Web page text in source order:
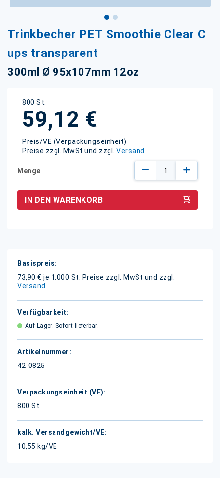
Trinkbecher PET Smoothie Clear C
ups transparent
300ml Ø 95x107mm 12oz
800 St.
59,12 €
Preis/VE (Verpackungseinheit)
Preise zzgl. MwSt und zzgl. Versand
Menge
IN DEN WARENKORB
Weitere
Informationen
73,90 € je 1.000 St.
Preise zzgl. MwSt und zzgl.
Versand
Auf Lager. Sofort lieferbar.
42-0825
800 St.
10,55 kg/VE
Zum
Anfang
Bildgalerie
springen